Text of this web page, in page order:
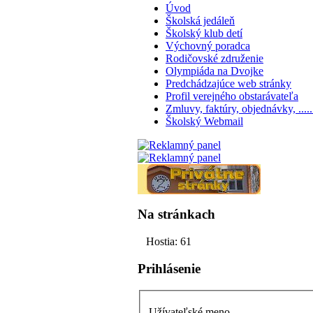
Úvod
Školská jedáleň
Školský klub detí
Výchovný poradca
Rodičovské združenie
Olympiáda na Dvojke
Predchádzajúce web stránky
Profil verejného obstarávateľa
Zmluvy, faktúry, objednávky,
Školský Webmail
Na stránkach
Hostia: 61
Prihlásenie